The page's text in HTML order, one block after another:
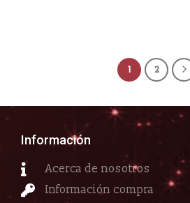
1 2
Información
Acerca de nosotros
Información compra